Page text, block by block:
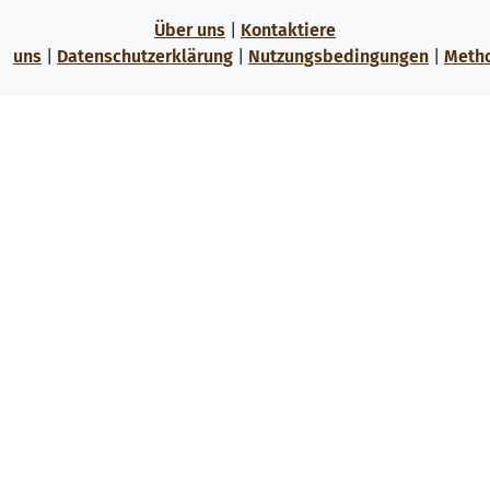
Über uns
Kontaktiere
uns
Datenschutzerklärung Nutzungsbedingungen